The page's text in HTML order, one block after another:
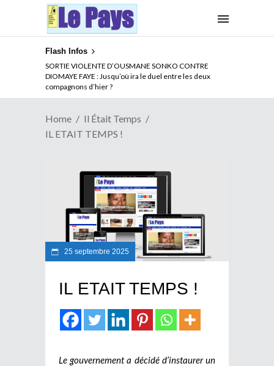
Flash Infos
NOUVELLE ATTAQUE MEURTRIERE DES ADF EN RDC :
Comment arrêter la spirale de la violence au Congo
Home
Il Était Temps
IL ETAIT TEMPS !
25 septembre 2025
IL ETAIT TEMPS !
Le gouvernement a décidé d’instaurer un